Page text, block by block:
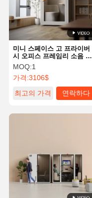
미니 스페이스 고 프라이버
시 오피스 프레임리 소음 격
리 포드
MOQ:1
가격:3106$
최고의 가격
연락하다